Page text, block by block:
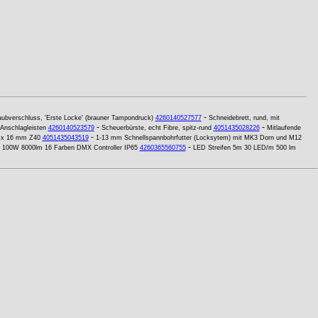
'Erste Locke' (brauner Tampondruck) 4260140527577- Schneidebrett, rund, mit
4260140523579- Scheuerbürste, echt Fibre, spitz-rund 4051435028226- Mitlaufende
16 mm Z40 4051435043519- 1-13 mm Schnellspannbohrfutter (Locksytem) mit MK3 Dorn und M12
8000lm 16 Farben DMX Controller IP65 4260365560755- LED Streifen 5m 30 LED/m 500 lm